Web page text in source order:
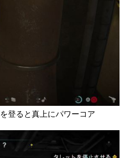
登ると真上にパワーコア